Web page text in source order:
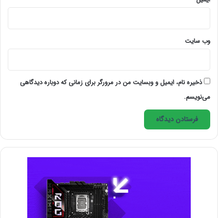
کامپیوتر شخصی، لوازم و ابزار لازم برای کار و همچنین زمان
کافی برای انجام کار باشد. ما در مورد محیط کار مناسب برای
فریلنسر و آماده‌سازی آن قبلاً صحبت کرده‌ایم و اکنون در
صحبت خواهیم کرد.
به طور معمول اگر یک فریلنسر قدیمی باشید، کامپیوتر شما
پر از فایل و پروژه‌های انجام شده، ناقص یا در دست تکمیل
است. به غیر از کامپیوتر، هارد جانبی شما نیز شامل این
اطلاعات می‌شود. اگر نظم خاصی در ذخیره اطلاعات روی
این دو مورد دارید، بهتر است به سراغ مطالعه بخش بعدی
مقاله بروید وگرنه همراه ما باشید تا نکاتی در مورد نظم
شخصی را با هم مرور کنیم. دلیل پافشاری ما به این نظم
وب‌ سایت
ذخیره نام، ایمیل و وبسایت من در مرورگر برای زمانی که دوباره دیدگاهی
می‌نویسم.